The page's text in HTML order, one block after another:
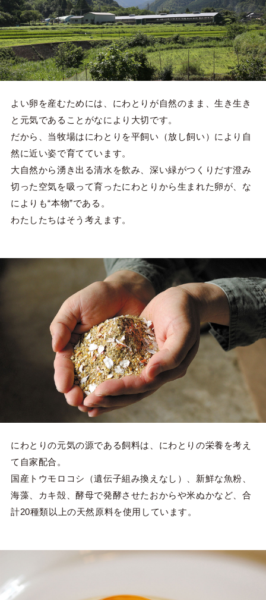
よい卵を産むためには、にわとりが自然のまま、生き生き
と元気であることがなにより大切です。
だから、当牧場はにわとりを平飼い（放し飼い）により自
然に近い姿で育てています。
大自然から湧き出る清水を飲み、深い緑がつくりだす澄み
切った空気を吸って育ったにわとりから生まれた卵が、な
によりも“本物”である。
わたしたちはそう考えます。
にわとりの元気の源である飼料は、にわとりの栄養を考え
て自家配合。
国産トウモロコシ（遺伝子組み換えなし）、新鮮な魚粉、
海藻、カキ殻、酵母で発酵させたおからや米ぬかなど、合
計20種類以上の天然原料を使用しています。